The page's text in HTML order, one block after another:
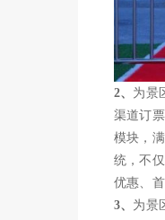
2、 为景
渠道订
模块，
统，不
优惠、
3、 为景